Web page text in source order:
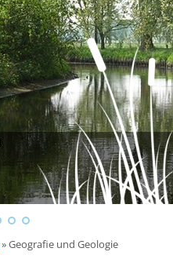
»Geografie und Geologie